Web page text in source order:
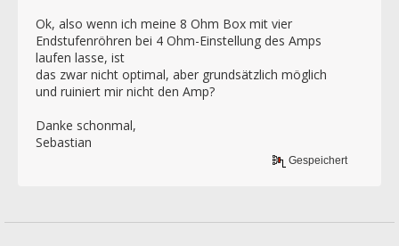
Ok, also wenn ich meine 8 Ohm Box mit vier
Endstufenröhren bei 4 Ohm-Einstellung des Amps
laufen lasse, ist
das zwar nicht optimal, aber grundsätzlich möglich
und ruiniert mir nicht den Amp?
Danke schonmal,
Sebastian
Gespeichert